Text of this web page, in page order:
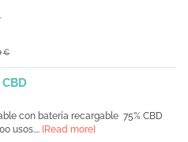
€
CBD
con batería recargable 75% CBD
usos.... [Read more]